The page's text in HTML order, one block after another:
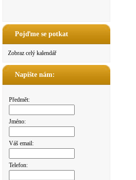
Pojďme se potkat
Zobraz celý kalendář
Napište nám:
Předmět:
Jméno:
Váš email:
Telefon: